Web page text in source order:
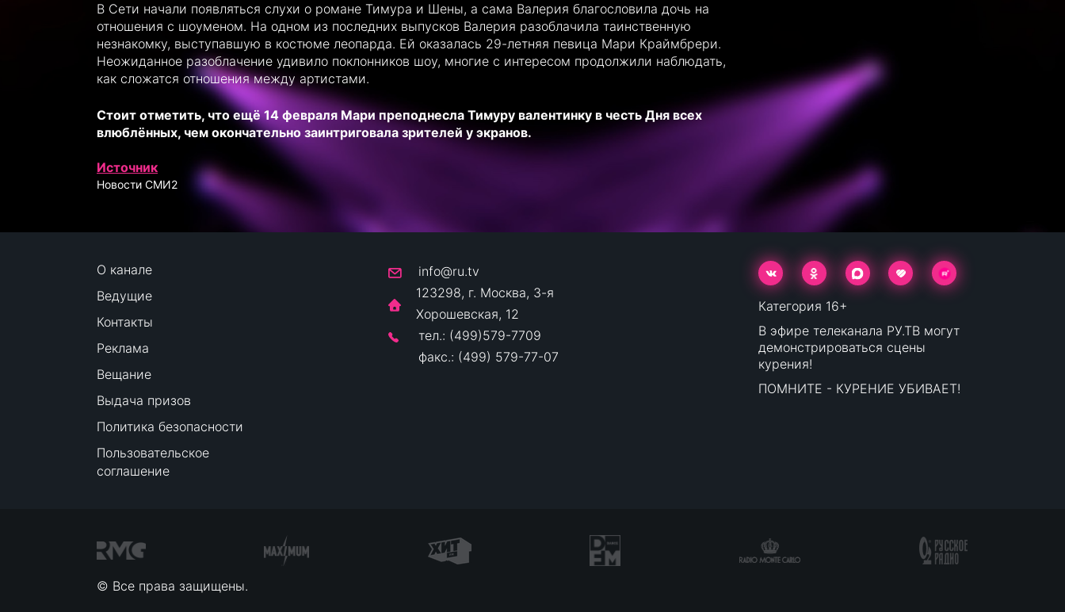
В Сети начали появляться слухи о романе Тимура и Шены, а сама Валерия благословила дочь на
отношения с шоуменом. На одном из последних выпусков Валерия разоблачила таинственную
незнакомку, выступавшую в костюме леопарда. Ей оказалась 29-летняя певица Мари Краймбрери.
Неожиданное разоблачение удивило поклонников шоу, многие с интересом продолжили наблюдать,
как сложатся отношения между артистами.
Стоит отметить, что ещё 14 февраля Мари преподнесла Тимуру валентинку в честь Дня всех
влюблённых, чем окончательно заинтриговала зрителей у экранов.
Источник
Новости СМИ2
О канале
Ведущие
Контакты
Реклама
Вещание
Выдача призов
Политика безопасности
Пользовательское
соглашение
info@ru.tv
123298, г. Москва, 3-я
Хорошевская, 12
тел.: (499)579-7709
факс.: (499) 579-77-07
Категория 16+
В эфире телеканала РУ.ТВ могут
демонстрироваться сцены
курения!
ПОМНИТЕ - КУРЕНИЕ УБИВАЕТ!
© Все права защищены.